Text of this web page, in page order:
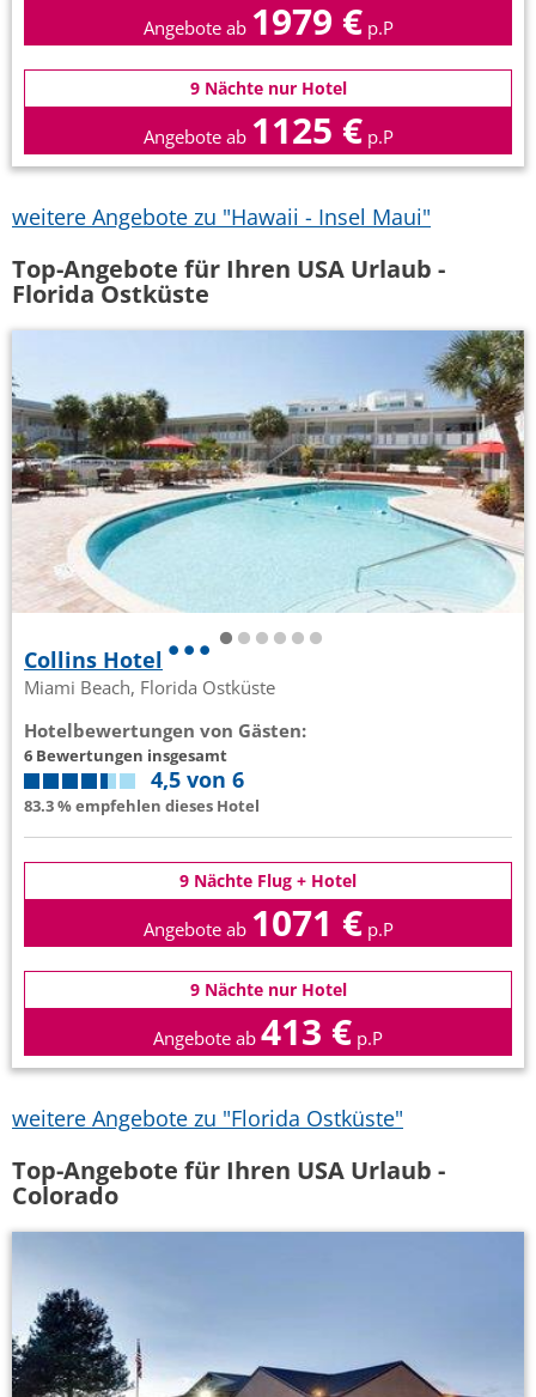
Angebote ab 1979 € p.P
9 Nächte nur Hotel
Angebote ab 1125 € p.P
weitere Angebote zu "Hawaii - Insel Maui"
Top-Angebote für Ihren USA Urlaub -
Florida Ostküste
Collins Hotel
Miami Beach, Florida Ostküste
Hotelbewertungen von Gästen:
6 Bewertungen insgesamt
4,5 von 6
83.3 % empfehlen dieses Hotel
9 Nächte Flug + Hotel
Angebote ab 1071 € p.P
9 Nächte nur Hotel
Angebote ab 413 € p.P
weitere Angebote zu "Florida Ostküste"
Top-Angebote für Ihren USA Urlaub -
Colorado